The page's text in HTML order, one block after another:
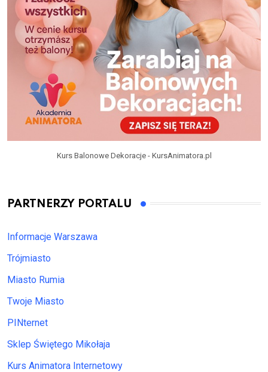
Kurs Balonowe Dekoracje - KursAnimatora.pl
PARTNERZY PORTALU
Informacje Warszawa
Trójmiasto
Miasto Rumia
Twoje Miasto
PINternet
Sklep Świętego Mikołaja
Kurs Animatora Internetowy